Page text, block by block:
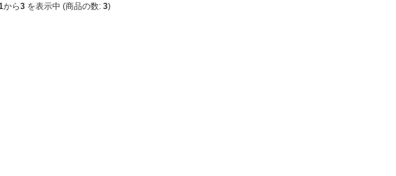
から3 を表示中 (商品の数: 3)